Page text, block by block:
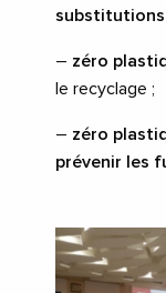
substitutions
– zéro
le recyclage ;
– zéro
prévenir les